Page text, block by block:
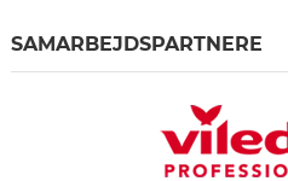
SAMARBEJDSPARTNERE